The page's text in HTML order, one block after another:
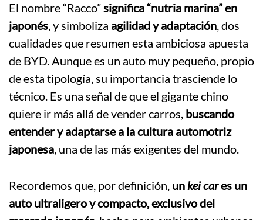
El nombre “Racco”significa “nutria marina” en
japonés, y simboliza agilidad y adaptación, dos
cualidades que resumen esta ambiciosa apuesta
de BYD. Aunque es un auto muy pequeño, propio
de esta tipología, su importancia trasciende lo
técnico. Es una señal de que el gigante chino
quiere ir más allá de vender carros, buscando
entender y adaptarse a la cultura automotriz
japonesa, una de las más exigentes del mundo.
Recordemos que, por definición, un kei cares un
auto ultraligero y compacto, exclusivo del